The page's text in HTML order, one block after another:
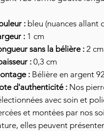
: bleu (nuances allant
: 1 cm
sans la bélière :2 cm
:0,3 cm
: Bélière en argent
d'authenticité : Nos
avec soin et
et montées par nos
elles peuvent